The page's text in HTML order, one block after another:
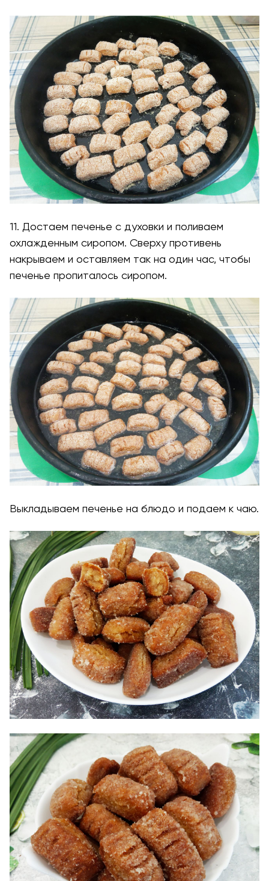
11. Достаем печенье с духовки и поливаем
охлажденным сиропом. Сверху противень
накрываем и оставляем так на один час, чтобы
печенье пропиталось сиропом.
Выкладываем печенье на блюдо и подаем к чаю.